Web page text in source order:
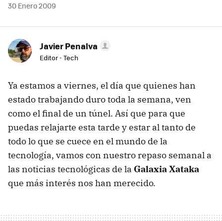
30 Enero 2009
Javier Penalva
Editor - Tech
Ya estamos a viernes, el día que quienes han
estado trabajando duro toda la semana, ven
como el final de un túnel. Así que para que
puedas relajarte esta tarde y estar al tanto de
todo lo que se cuece en el mundo de la
tecnología, vamos con nuestro repaso semanal a
las noticias tecnológicas de la Galaxia Xataka
que más interés nos han merecido.